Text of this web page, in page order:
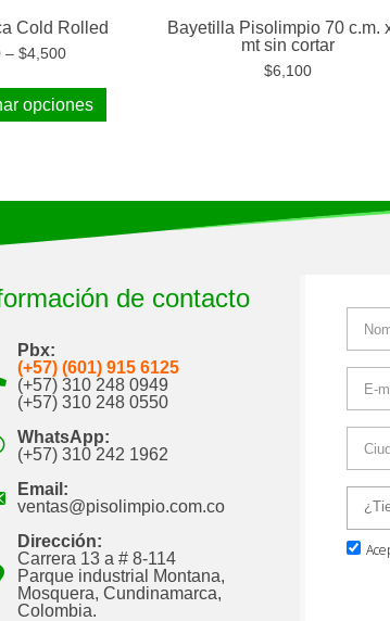
Cold Rolled
–$4,500
opciones
Bayetilla Pisolimpio 70 c.m.
mt sin cortar
$6,100
de contacto
Pbx:
(+57) (601) 915 6125
(+57) 310 248 0949
(+57) 310 248 0550
WhatsApp:
(+57) 310 242 1962
Email:
ventas@pisolimpio.com.co
Dirección:
Carrera 13 a # 8-114
Parque industrial Montana,
Mosquera, Cundinamarca,
Colombia.